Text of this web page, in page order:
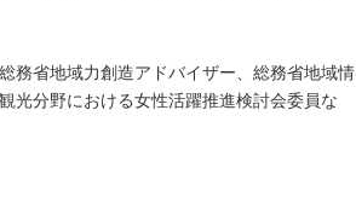
務省地域力創造アドバイザー、総務省地域情
光分野における女性活躍推進検討会委員な